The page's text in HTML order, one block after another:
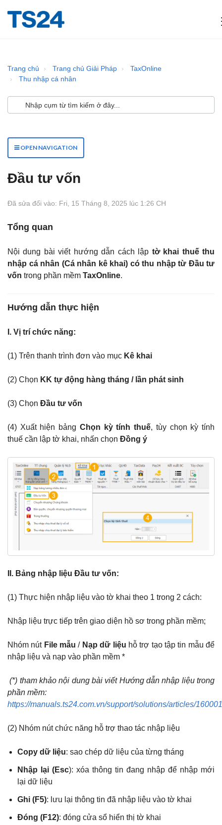
Trang chủ Trang chủ Giải Pháp
TaxOnline
Thu nhập cá nhân
OPEN NAVIGATION
Đầu tư vốn
Đã sửa đổi vào: Fri, 15 Tháng 8, 2025 lúc 1:26 CH
Tổng quan
Nội dung bài viết hướng dẫn cách lập tờ khai thuế thu
nhập cá nhân (Cá nhân kê khai) có thu nhập từ Đầu tư
vốn trong phần mềm TaxOnline.
Hướng dẫn thực hiện
I. Vị trí chức năng:
(1) Trên thanh trình đơn vào mục Kê khai
(2) Chọn KK tự động hàng tháng / lần phát sinh
(3) Chọn Đầu tư vốn
(4) Xuất hiện bảng Chọn kỳ tính thuế, tùy chọn kỳ tính
thuế cần lập tờ khai, nhấn chọn Đồng ý
II. Bảng nhập liệu Đầu tư vốn:
(1) Thực hiện nhập liệu vào tờ khai theo 1 trong 2 cách:
Nhập liệu trực tiếp trên giao diện hồ sơ trong phần mềm;
Nhóm nút File mẫu / Nạp dữ liệu hỗ trợ tạo tập tin mẫu để
nhập liệu và nạp vào phần mềm *
(*) tham khảo nội dung bài viết Hướng dẫn nhập liệu trong
phần mềm:
https://manuals.ts24.com.vn/support/solutions/articles/
(2) Nhóm nút chức năng hỗ trợ thao tác nhập liệu
Copy dữ liệu: sao chép dữ liệu của từng tháng
Nhập lại (Esc): xóa thông tin đang nhập để nhập mới
lại dữ liệu
Ghi (F5): lưu lại thông tin đã nhập liệu vào tờ khai
Đóng (F12): đóng cửa sổ hiển thị tờ khai